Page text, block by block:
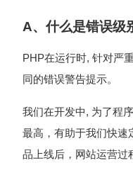
A、什么是错误级
PHP在运行时, 针对严
同的错误警告提示。
我们在开发中, 为了程
最高，有助于我们快速
品上线后，网站运营过